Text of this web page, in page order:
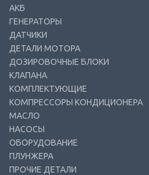
АКБ
ГЕНЕРАТОРЫ
ДАТЧИКИ
ДЕТАЛИ МОТОРА
ДОЗИРОВОЧНЫЕ БЛОКИ
КЛАПАНА
КОМПЛЕКТУЮЩИЕ
КОМПРЕССОРЫ КОНДИЦИОНЕРА
МАСЛО
НАСОСЫ
ОБОРУДОВАНИЕ
ПЛУНЖЕРА
ПРОЧИЕ ДЕТАЛИ